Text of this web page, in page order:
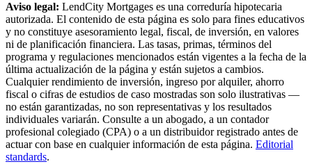
Aviso legal: LendCity Mortgages es una correduría hipotecaria
autorizada. El contenido de esta página es solo para fines educativos
y no constituye asesoramiento legal, fiscal, de inversión, en valores
ni de planificación financiera. Las tasas, primas, términos del
programa y regulaciones mencionados están vigentes a la fecha de la
última actualización de la página y están sujetos a cambios.
Cualquier rendimiento de inversión, ingreso por alquiler, ahorro
fiscal o cifras de estudios de caso mostradas son solo ilustrativas —
no están garantizadas, no son representativas y los resultados
individuales variarán. Consulte a un abogado, a un contador
profesional colegiado (CPA) o a un distribuidor registrado antes de
actuar con base en cualquier información de esta página. Editorial
standards.